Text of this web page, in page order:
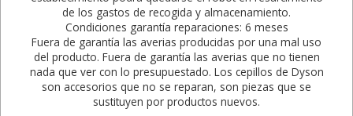
de los gastos de recogida y almacenamiento.
Condiciones garantía reparaciones: 6 meses
Fuera de garantía las averias producidas por una mal uso
del producto. Fuera de garantía las averias que no tienen
nada que ver con lo presupuestado. Los cepillos de Dyson
son accesorios que no se reparan, son piezas que se
sustituyen por productos nuevos.